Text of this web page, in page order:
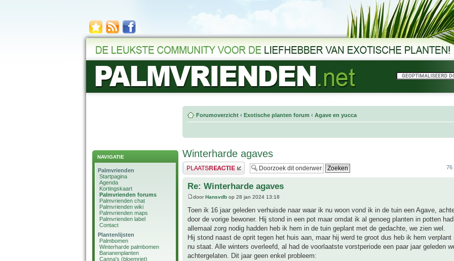
NAVIGATIE
Palmvrienden
Startpagina
Agenda
Kortingskaart
Palmvrienden forums
Palmvrienden chat
Palmvrienden wiki
Palmvrienden maps
Palmvrienden label
Contact
Plantenlijsten
Palmbomen
Winterharde palmbomen
Bananenplanten
Canna's (bloemriet)
Forumoverzicht ‹ Exotische planten forum ‹ Agave en yucca
Winterharde agaves
Plaats een reactie 76
Re: Winterharde agaves
doorHansvdb op 28 jan 2024 13:18
Toen ik 16 jaar geleden verhuisde naar waar ik nu woon vond ik in de tuin een Agave,
door de vorige bewoner. Hij stond in een pot maar omdat ik al genoeg planten in potten
allemaal zorg nodig hadden heb ik hem in de tuin geplant met de gedachte, we zien wel.
Hij stond naast de oprit tegen het huis aan, maar hij werd te groot dus heb ik hem verplant
nu staat. Alle winters overleefd, al had de voorlaatste vorstperiode een paar jaar geleden
achtergelaten. Dit jaar geen enkel probleem: